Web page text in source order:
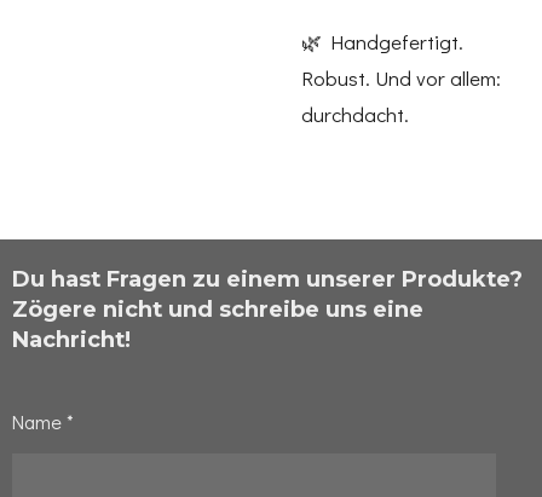
🌿 Handgefertigt.
Robust. Und vor allem:
durchdacht.
Du hast Fragen zu einem unserer Produkte?
Zögere nicht und schreibe uns eine
Nachricht!
Name *